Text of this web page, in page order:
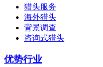
猎头服务
海外猎头
背景调查
咨询式猎头
优势行业